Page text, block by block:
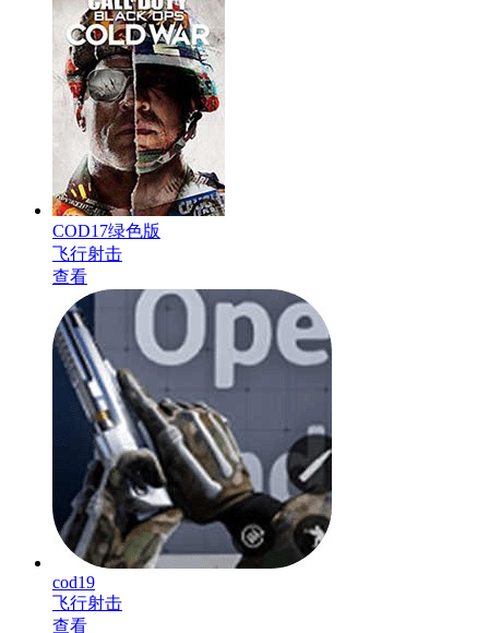
COD17绿色版
飞行射击
查看
cod19
飞行射击
查看